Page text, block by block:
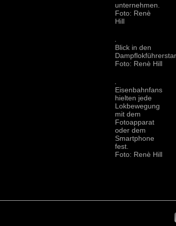
unternehmen.
Foto: Renè
Hill
Blick in den
Foto: Renè Hill
Eisenbahnfans
hielten jede
Lokbewegung
mit dem
Fotoapparat
oder dem
Smartphone
fest.
Foto: Renè Hill